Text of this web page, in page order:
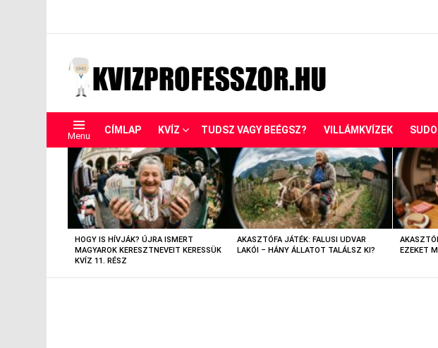
Menu CÍMLAP KVÍZ TUDSZ VAGY BEÉGSZ? VILLÁMKVÍZEK
LEGUTÓBBIAK
HOGY IS HÍVJÁK? ÚJRA ISMERT
MAGYAROK KERESZTNEVEIT KERESSÜK
KVÍZ 11. RÉSZ
AKASZTÓFA JÁTÉK: FALUSI UDVAR
LAKÓI – HÁNY ÁLLATOT TALÁLSZ KI?
EZEKET